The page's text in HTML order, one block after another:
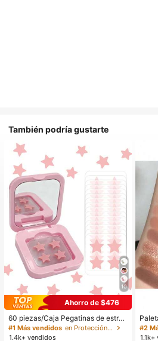
También podría gustarte
10
Ahorro de $476
60 piezas/Caja Pegatinas de estrell
a lindas - Pegatinas faciales, sin al
cohol, sin fragancia, suaves en la pi
#1 Más vendidos
en Protección de la piel
1.4k+ vendidos
ores
#2